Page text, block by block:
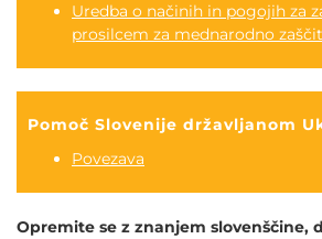
Uredba o načinih in pogojih za
prosilcem za mednarodno
Pomoč Slovenije državljanom
Povezava
Opremite se z znanjem slovenščine,